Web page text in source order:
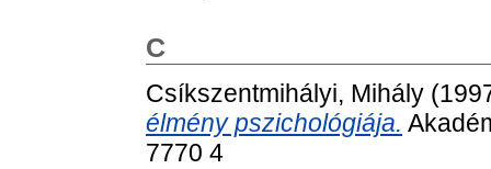
C
Csíkszentmihályi, Mihály
élmény pszichológiája.
7770 4